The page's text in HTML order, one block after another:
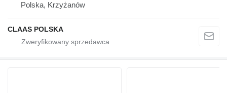
Polska, Krzyżanów
CLAAS POLSKA